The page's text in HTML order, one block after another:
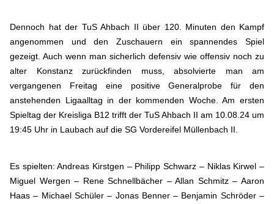
Dennoch hat der TuS Ahbach II über 120. Minuten den Kampf
angenommen und den Zuschauern ein spannendes Spiel
gezeigt. Auch wenn man sicherlich defensiv wie offensiv noch zu
alter Konstanz zurückfinden muss, absolvierte man am
vergangenen Freitag eine positive Generalprobe für den
anstehenden Ligaalltag in der kommenden Woche. Am ersten
Spieltag der Kreisliga B12 trifft der TuS Ahbach II am 10.08.24 um
19:45 Uhr in Laubach auf die SG Vordereifel Müllenbach II.
Es spielten: Andreas Kirstgen – Philipp Schwarz – Niklas Kirwel –
Miguel Wergen – Rene Schnellbächer – Allan Schmitz – Aaron
Haas – Michael Schüler – Jonas Benner – Benjamin Schröder –